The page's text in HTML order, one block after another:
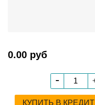
0.00 руб
КУПИТЬ В КРЕДИТ